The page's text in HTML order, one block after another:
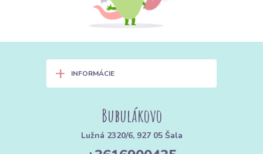
2. Ahol a passzé nem hiányozhat:
Felhasználási ötletek
👕 Ruhadarabok lezárása: Professzionális megjelenés
ne nyúljon ki, és szépen simuljon a testhez.
Mandzsetták és alsó szegélyek:Pulóvereknél és
melegítőnadrágoknál helyén tartja a ruhát, és megakadályozza a
+ INFORMÁCIE
Bubulákovo
Lužná 2320/6, 927 05 Šala